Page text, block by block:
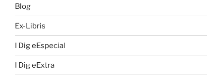
Blog
Ex-Libris
I Dig eEspecial
I Dig eExtra